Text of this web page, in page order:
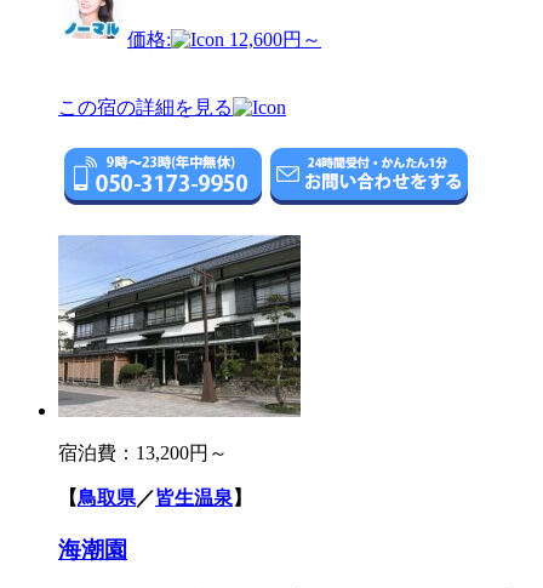
価格: 12,600円～
この宿の詳細を見る
宿泊費： 13,200円～
【鳥取県／皆生温泉 】
海潮園